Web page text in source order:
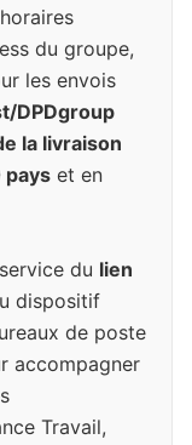
du groupe,
les envois
DPDgroup
la livraison
pays et en
du lien
dispositif
de poste
accompagner
Travail,